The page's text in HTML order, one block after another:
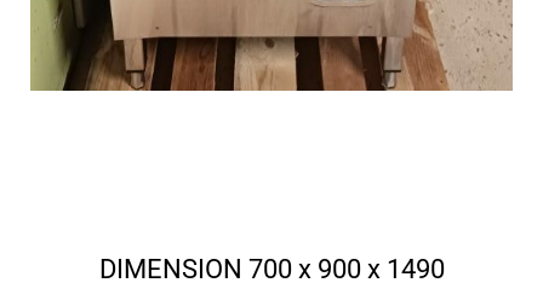
DIMENSION 700 x 900 x 1490